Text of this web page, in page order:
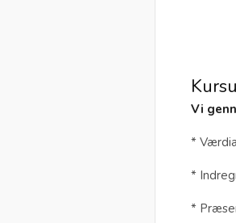
Vi
*
*
*